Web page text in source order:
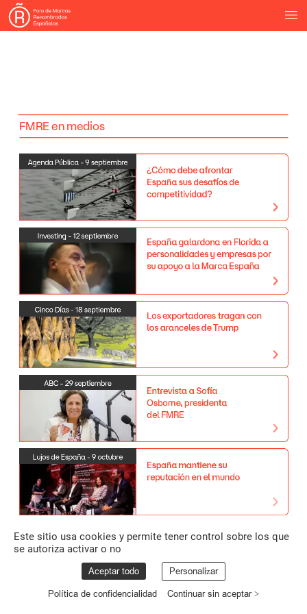
FMRE en medios
¿Cómodebeafrontar
España sus desafíos de
competitividad?
Agenda Pública -9 septiembre
España galardona en Florida a
personalidades y empresas por
su apoyo a laMarca España
Investing - 12 septiembre
Losexportadores tragan con
los arancelesdeTrump
CincoDías - 18 septiembre
Entrevista a Sofía
Osborne, presidenta
del FMRE
ABC - 29septiembre
España mantiene su
reputación en el mundo
Lujos de España - 9 octubre
Este sitio usa cookies y permite tener control sobre los que
se autoriza activar o no
Aceptar todo Personalizar
Política de confidencialidad Continuar sin aceptar >